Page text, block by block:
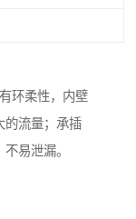
环柔性，内壁
的流量；承插
易泄漏。